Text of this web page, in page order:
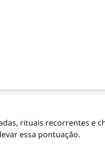
rituais recorrentes e
essa pontuação.